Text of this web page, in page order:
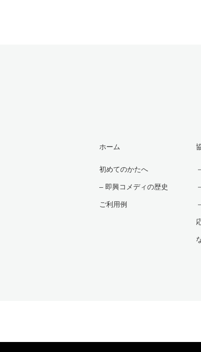
ホーム
初めてのかたへ
– 即興コメディの歴史
ご利用例